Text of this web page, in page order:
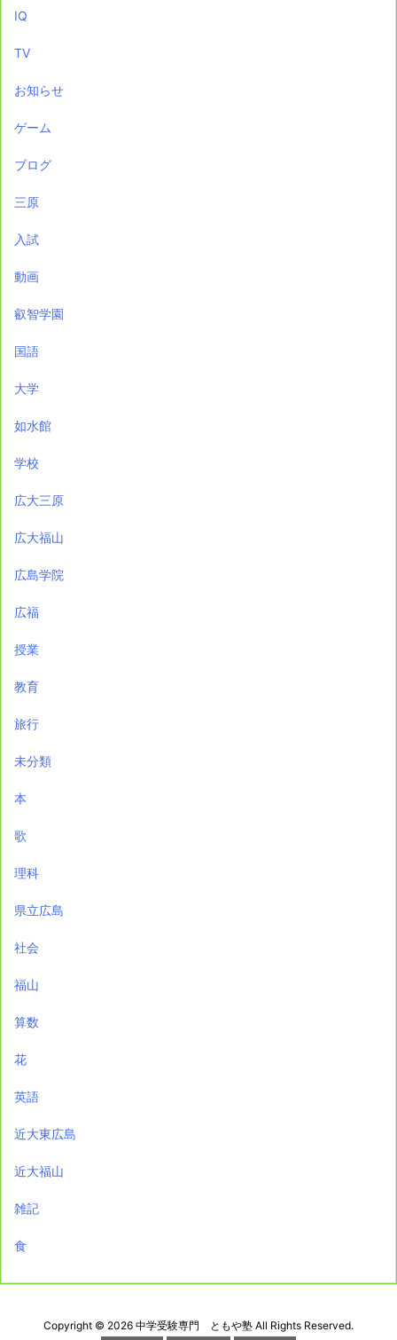
IQ
TV
お知らせ
ゲーム
ブログ
三原
入試
動画
叡智学園
国語
大学
如水館
学校
広大三原
広大福山
広島学院
広福
授業
教育
旅行
未分類
本
歌
理科
県立広島
社会
福山
算数
花
英語
近大東広島
近大福山
雑記
食
Copyright © 2026 中学受験専門 ともや塾 All Rights Reserved.